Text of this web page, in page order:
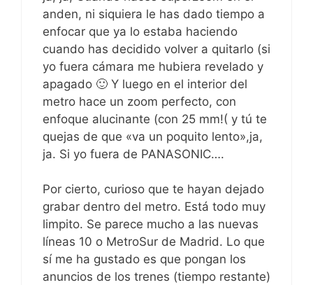
anden, ni siquiera le has dado tiempo a
enfocar que ya lo estaba haciendo
cuando has decidido volver a quitarlo (si
yo fuera cámara me hubiera revelado y
apagado 🙂 Y luego en el interior del
metro hace un zoom perfecto, con
enfoque alucinante (con 25 mm!( y tú te
quejas de que «va un poquito lento»,ja,
ja. Si yo fuera de PANASONIC….
Por cierto, curioso que te hayan dejado
grabar dentro del metro. Está todo muy
limpito. Se parece mucho a las nuevas
líneas 10 o MetroSur de Madrid. Lo que
sí me ha gustado es que pongan los
anuncios de los trenes (tiempo restante)